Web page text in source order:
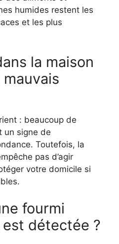
humides restent les
et les plus
la maison
: beaucoup de
un signe de
Toutefois, la
pas d’agir
votre domicile si
fourmi
détectée ?